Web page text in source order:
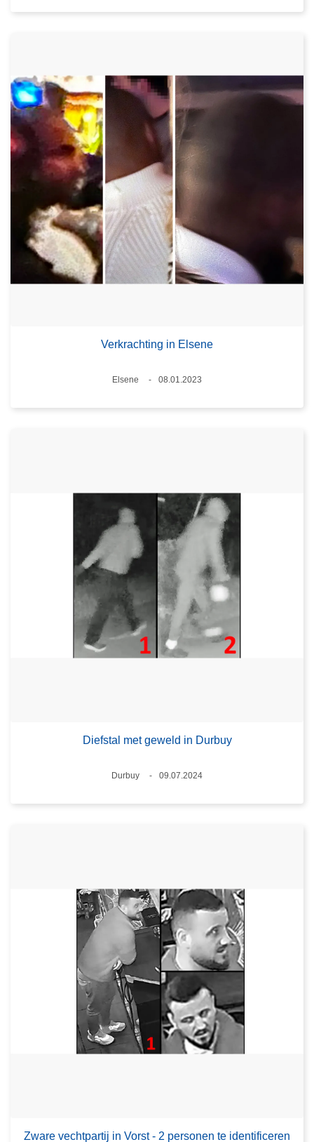
Verkrachting in Elsene
Plaats
Elsene
08.01.2023
Diefstal met geweld in Durbuy
Plaats
Durbuy
09.07.2024
Zware vechtpartij in Vorst - 2 personen te identificeren